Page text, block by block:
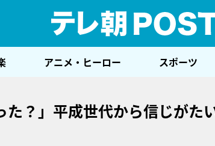
アニメ・ヒーロー スポーツ
？」平成世代から信じがた